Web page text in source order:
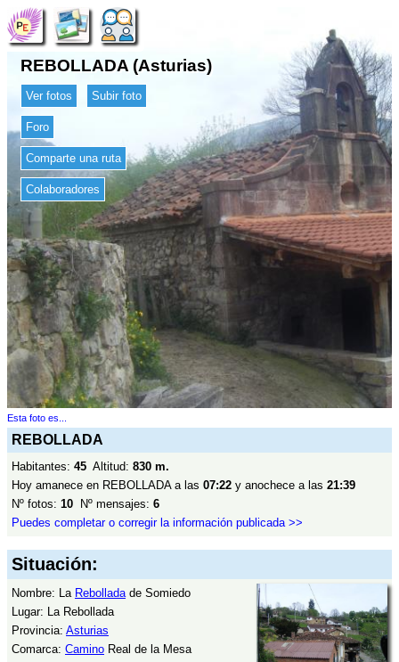
REBOLLADA (Asturias)
Ver fotos Subir foto
Foro
Comparte una ruta
Colaboradores
Esta foto es...
REBOLLADA
Habitantes: 45 Altitud: 830 m.
Hoy amanece en REBOLLADA a las 07:22 y anochece a las 21:39
Nº fotos: 10 Nº mensajes: 6
Puedes completar o corregir la información publicada >>
Situación:
Nombre: La Rebolladade Somiedo
Lugar: La Rebollada
Provincia: Asturias
Comarca: Camino Real de la Mesa